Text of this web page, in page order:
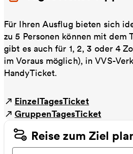
Für Ihren Ausflug bieten sich
zu 5 Personen können mit dem
gibt es auch für 1, 2, 3 oder 4
im Voraus möglich), in VVS-
HandyTicket.
EinzelTagesTicket
GruppenTagesTicket
Reise zum Ziel